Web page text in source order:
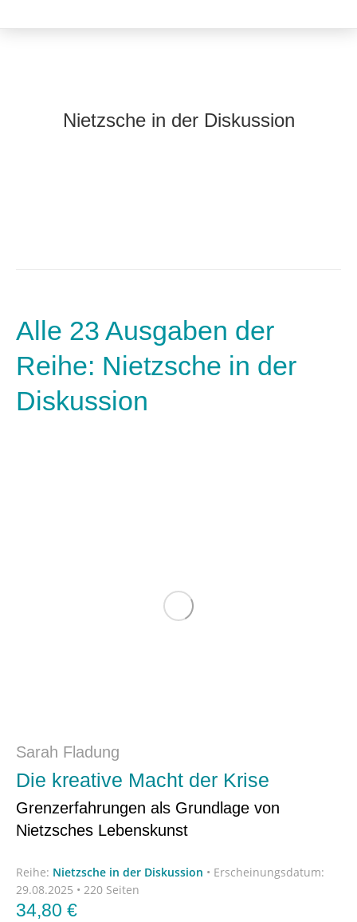
Nietzsche in der Diskussion
Alle 23 Ausgaben der
Reihe: Nietzsche in der
Diskussion
Sarah Fladung
Die kreative Macht der Krise
Grenzerfahrungen als Grundlage von
Nietzsches Lebenskunst
Reihe: Nietzsche in der Diskussion • Erscheinungsdatum:
29.08.2025 • 220 Seiten
34,80 €